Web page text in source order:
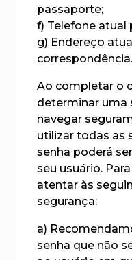
passaporte;
f) Telefone atual
g) Endereço
correspondência.
Ao completar o
determinar uma
navegar
utilizar todas as
senha poderá
seu usuário.
atentar às
segurança:
a)
senha que não